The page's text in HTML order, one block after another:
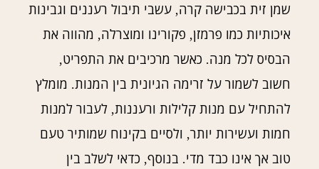
שמן זית בכבישה קרה, עשבי תיבול רעננים וגבינות
איכותיות כמו פרמזן, פקורינו ומוצרלה, מהווה את
הבסיס לכל מנה. כאשר מרכיבים את התפריט,
חשוב לשמור על זרימה הגיונית בין המנות. מומלץ
להתחיל עם מנות קלילות ורעננות, לעבור למנות
חמות ועשירות יותר, ולסיים בקינוח שמותיר טעם
טוב אך אינו כבד מדי. בנוסף, כדאי לשלב בין